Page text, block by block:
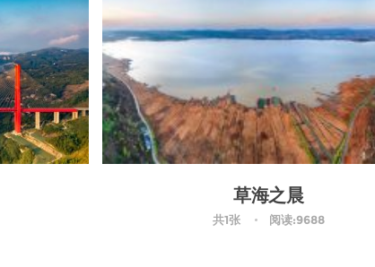
草海之晨
共1张 阅读:9688